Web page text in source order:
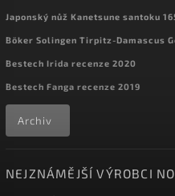
Japonský nůž Kanetsune santoku
Böker Solingen Tirpitz-Damascus
Bestech Irida recenze 2020
Bestech Fanga recenze 2019
Archiv
NEJZNÁMĚJŠÍ VÝROBCI